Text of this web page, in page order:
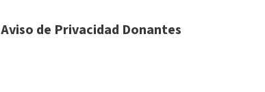
Aviso de Privacidad Donantes